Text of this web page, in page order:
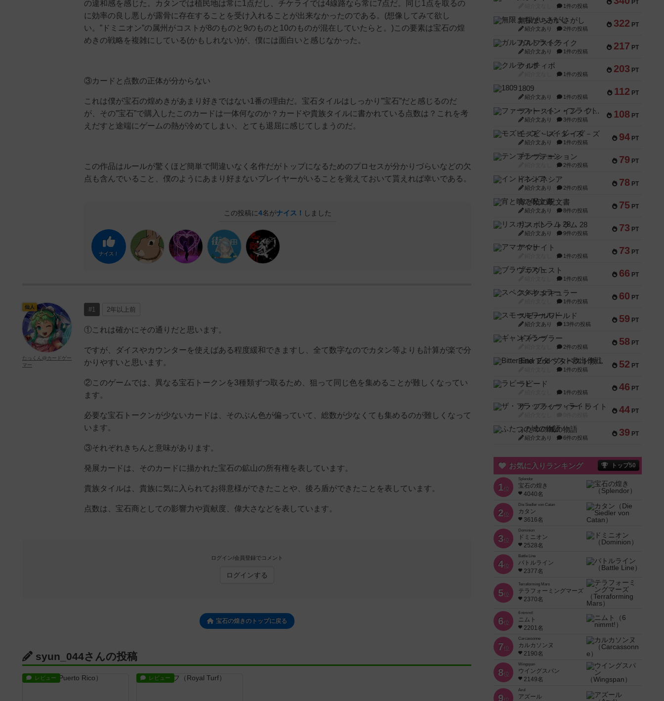
の違和感を感じた。カタンでは植民地は常に1点だし、チケライでは4線路なら常に7点だ。同じ1点を取るの
に効率の良し悪しが露骨に存在することを受け入れることが出来なかったのである。(想像してみて欲し
い。”ドミニオン”の属州がコストが8のものと9のものと10のものが混在していたらと。)この要素は宝石の煌
めきの戦略を複雑にしている(かもしれない)が、僕には面白いと感じなかった。
③カードと点数の正体が分からない
これは僕が宝石の煌めきがあまり好きではない1番の理由だ。宝石タイルはしっかり”宝石”だと感じるのだ
が、その”宝石”で購入したこのカードは一体何なのか？カードや貴族タイルに書かれている点数は？これを考
えだすと途端にゲームの熱が冷めてしまい、とても退屈に感じてしまうのだ。
この作品はルールが驚くほど簡単で間違いなく名作だがトップになるためのプロセスが分かりづらいなどの欠
点も含んでいること、僕のようにあまり好まないプレイヤーがいることを覚えておいて貰えれば幸いである。
この投稿に4名がナイス！ しました
ナイス！
#1 2年以上前
①これは確かにその通りだと思います。
ですが、ダイスやカウンターを使えばある程度緩和できますし、全て数字なのでカタン等よりも計算が楽で分
かりやすいと思います。
②このゲームでは、異なる宝石トークンを3種類ずつ取るため、狙って同じ色を集めることが難しくなってい
ます。
必要な宝石トークンが少ないカードは、そのぶん色が偏っていて、総数が少なくても集めるのが難しくなって
います。
③それぞれきちんと意味があります。
発展カードは、そのカードに描かれた宝石の鉱山の所有権を表しています。
貴族タイルは、貴族に気に入られてお得意様ができたことや、後ろ盾ができたことを表しています。
点数は、宝石商としての影響力や貢献度、偉大さなどを表しています。
仙人
たっくん@カードゲー
マー
ログイン/会員登録でコメント
ログインする
宝石の煌きのトップに戻る
syun_044さんの投稿
レビュー レビュー
PT
1件の投稿
322 PT
無限まちがいさがし
紹介文あり 2件の投稿
217 PT
ガルフストライク
紹介文あり 1件の投稿
203 PT
クルティボ
1件の投稿
112 PT
1809
紹介文あり 1件の投稿
108 PT
ファースト・イン・フライト
紹介文あり 3件の投稿
94 PT
モズビ－ズ・レイダ－ズ
紹介文あり 1件の投稿
79 PT
テンプテーション
2件の投稿
78 PT
インドネシア
紹介文あり 2件の投稿
75 PT
宵と暁の呪文書
紹介文あり 8件の投稿
73 PT
リスボン・トラム 28
紹介文あり 9件の投稿
73 PT
アマナイト
1件の投稿
66 PT
ブラヴェスト
1件の投稿
60 PT
スペクタキュラー
1件の投稿
59 PT
スモールワールド
紹介文あり 13件の投稿
58 PT
ギャンブラー
2件の投稿
52 PT
Bitter End ブタペスト救出作戦
1件の投稿
46 PT
ラピード
1件の投稿
44 PT
ザ・フラッフィー・ライト
39 PT
ふたつの城の物語
紹介文あり 6件の投稿
お気に入りランキング トップ50
1位
Splendor
宝石の煌き
4040名
2位
Die Siedler von Catan
カタン
3616名
3位
Dominion
ドミニオン
2528名
4位
Battle Line
バトルライン
2377名
5位
Terraforming Mars
テラフォーミングマーズ
2370名
6位
6 nimmt!
ニムト
2201名
7位
Carcassonne
カルカソンヌ
2190名
8位
Wingspan
ウイングスパン
2149名
9位
Azul
アズール